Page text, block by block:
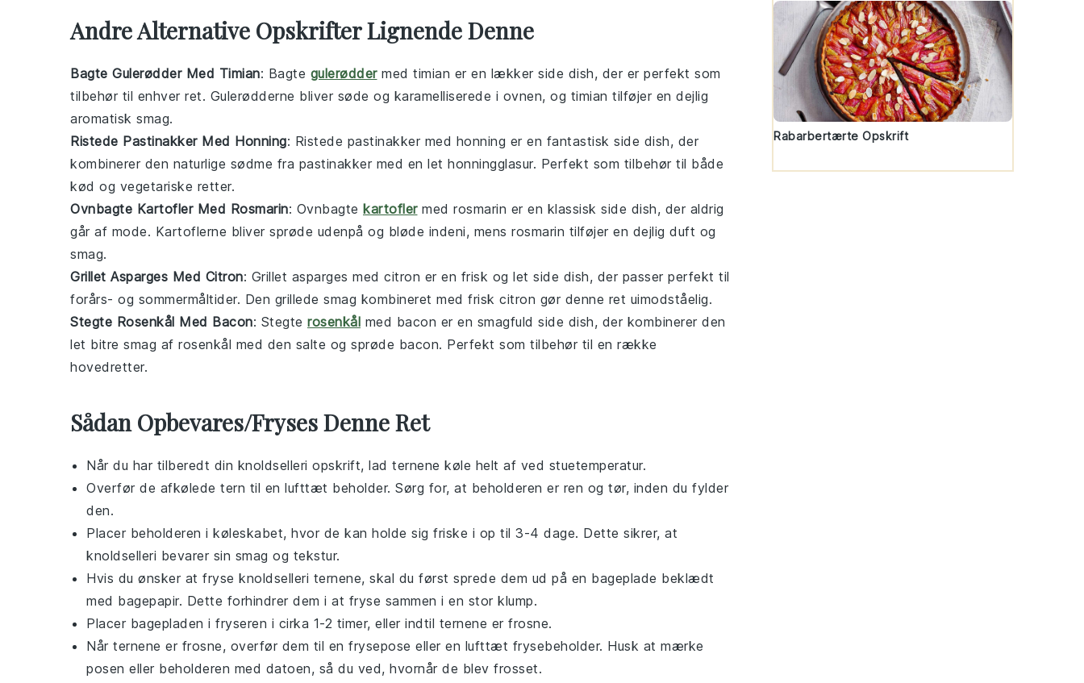
Andre Alternative Opskrifter Lignende Denne
Bagte Gulerødder Med Timian: Bagte gulerøddermed timian er en lækker side dish, der er perfekt som
tilbehør til enhver ret. Gulerødderne bliver søde og karamelliserede i ovnen, og timian tilføjer en dejlig
aromatisk smag.
Ristede Pastinakker Med Honning: Ristede pastinakker med honning er en fantastisk side dish, der
kombinerer den naturlige sødme fra pastinakker med en let honningglasur. Perfekt som tilbehør til både
kød og vegetariske retter.
Ovnbagte Kartofler Med Rosmarin: Ovnbagte kartoflermed rosmarin er en klassisk side dish, der aldrig
går af mode. Kartoflerne bliver sprøde udenpå og bløde indeni, mens rosmarin tilføjer en dejlig duft og
smag.
Grillet Asparges Med Citron: Grillet asparges med citron er en frisk og let side dish, der passer perfekt til
forårs- og sommermåltider. Den grillede smag kombineret med frisk citron gør denne ret uimodståelig.
Stegte Rosenkål Med Bacon: Stegte rosenkål med bacon er en smagfuld side dish, der kombinerer den
let bitre smag af rosenkål med den salte og sprøde bacon. Perfekt som tilbehør til en række
hovedretter.
Sådan Opbevares/Fryses Denne Ret
Når du har tilberedt din knoldselleri opskrift, lad ternene køle helt af ved stuetemperatur.
Overfør de afkølede tern til en lufttæt beholder. Sørg for, at beholderen er ren og tør, inden du fylder
den.
Placer beholderen i køleskabet, hvor de kan holde sig friske i op til 3-4 dage. Dette sikrer, at
knoldselleri bevarer sin smag og tekstur.
Hvis du ønsker at fryse knoldselleri ternene, skal du først sprede dem ud på en bageplade beklædt
med bagepapir. Dette forhindrer dem i at fryse sammen i en stor klump.
Placer bagepladen i fryseren i cirka 1-2 timer, eller indtil ternene er frosne.
Når ternene er frosne, overfør dem til en frysepose eller en lufttæt frysebeholder. Husk at mærke
posen eller beholderen med datoen, så du ved, hvornår de blev frosset.
Rabarbertærte Opskrift